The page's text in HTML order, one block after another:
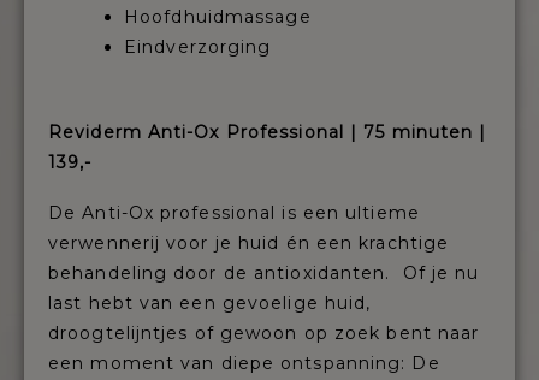
Hoofdhuidmassage
Eindverzorging
Reviderm Anti-Ox Professional | 75 minuten |
139,-
De Anti-Ox professional is een ultieme
verwennerij voor je huid én een krachtige
behandeling door de antioxidanten. Of je nu
last hebt van een gevoelige huid,
droogtelijntjes of gewoon op zoek bent naar
een moment van diepe ontspanning: De